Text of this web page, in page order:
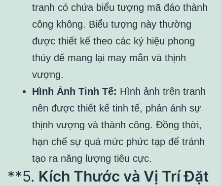
tranh có chứa biểu tượng mã đáo thành
công không. Biểu tượng này thường
được thiết kế theo các ký hiệu phong
thủy để mang lại may mắn và thịnh
vượng.
Hình Ảnh Tinh Tế: Hình ảnh trên tranh
nên được thiết kế tinh tế, phản ánh sự
thịnh vượng và thành công. Đồng thời,
hạn chế sự quá mức phức tạp để tránh
tạo ra năng lượng tiêu cực.
**5. Kích Thước và Vị Trí Đặt